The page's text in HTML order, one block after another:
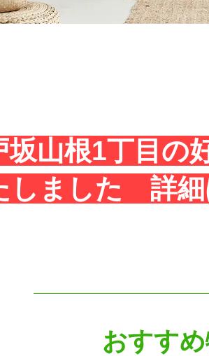
山根1丁目の
ました 詳細
おすす